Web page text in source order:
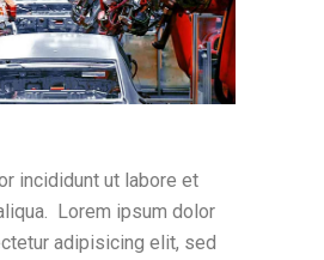
incididunt ut labore et
Lorem ipsum dolor
adipisicing elit, sed